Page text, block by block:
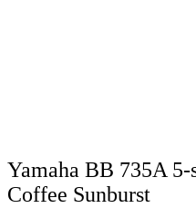
Yamaha BB 735A
Coffee Sunburst